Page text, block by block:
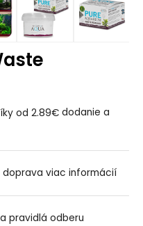
od 2.89€ dodanie a
doprava viac informácií
pravidlá odberu